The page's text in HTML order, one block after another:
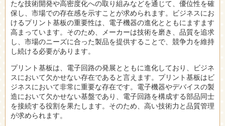
たな技術開発や高密度化への取り組みなどを通じて、優位性を確
保し、市場での存在感を示すことが求められます。ビジネスにお
けるプリント基板の重要性は、電子機器の進化とともにますます
高まっています。そのため、メーカーは技術を磨き、品質を追求
し、市場のニーズに合った製品を提供することで、競争力を維持
し続ける必要があります。
プリント基板は、電子回路の発展とともに進化しており、ビジネ
スにおいて欠かせない存在であると言えます。プリント基板はビ
ジネスにおいて非常に重要な存在です。電子機器やデバイスの製
造において欠かせない基盤であり、電子回路を構成する部品同士
を接続する役割を果たします。そのため、高い技術力と品質管理
が求められます。